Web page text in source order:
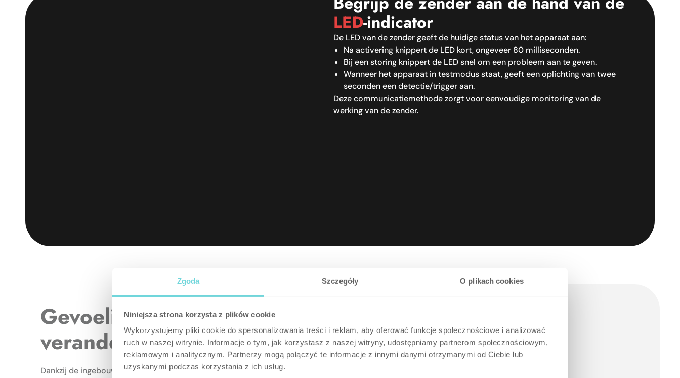
Zgoda Szczegóły O plikach cookies
Niniejsza strona korzysta z plików cookie
Wykorzystujemy pliki cookie do spersonalizowania treści i reklam, aby oferować funkcje społecznościowe i analizować
ruch w naszej witrynie. Informacje o tym, jak korzystasz z naszej witryny, udostępniamy partnerom społecznościowym,
reklamowym i analitycznym. Partnerzy mogą połączyć te informacje z innymi danymi otrzymanymi od Ciebie lub
uzyskanymi podczas korzystania z ich usług.
LED-indicator
De LED van de zender geeft de huidige status van het apparaat aan:
Na activering knippert de LED kort, ongeveer 80 milliseconden.
Bij een storing knippert de LED snel om een probleem aan te geven.
Wanneer het apparaat in testmodus staat, geeft een oplichting van twee
seconden een detectie/trigger aan.
Deze communicatiemethode zorgt voor eenvoudige monitoring van de
werking van de zender.
Gevoelig voor
veranderingen
Dankzij de ingebouwde versnellingssensor onthoudt de Wireless Universal